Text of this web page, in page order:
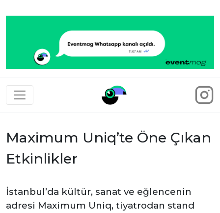
Eventmag
Maximum Uniq’te Öne Çıkan
Etkinlikler
İstanbul’da kültür, sanat ve eğlencenin
adresi Maximum Uniq, tiyatrodan stand